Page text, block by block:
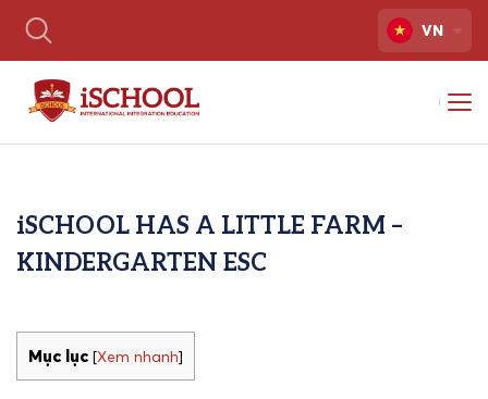
VN
iSCHOOL HAS A LITTLE FARM –
KINDERGARTEN ESC
Mục lục [Xem nhanh]